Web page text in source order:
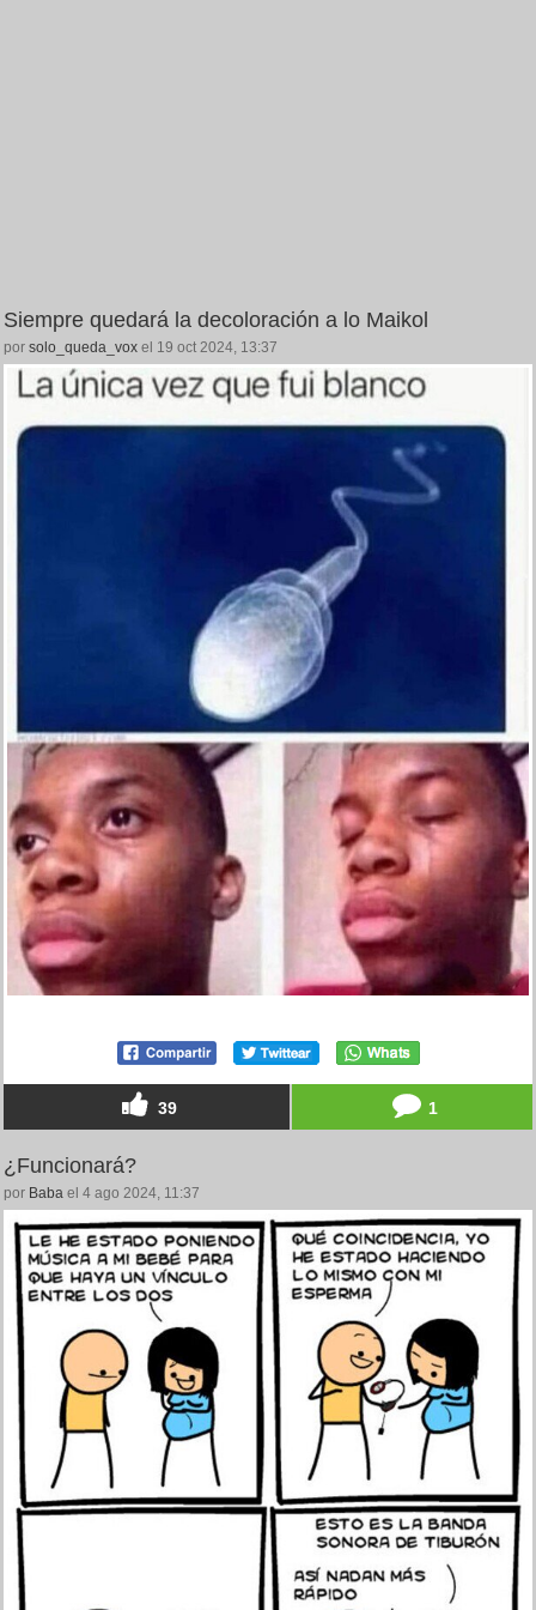
Siempre quedará la decoloración a lo Maikol
por solo_queda_vox el 19 oct 2024, 13:37
39 1
¿Funcionará?
por Baba el 4 ago 2024, 11:37